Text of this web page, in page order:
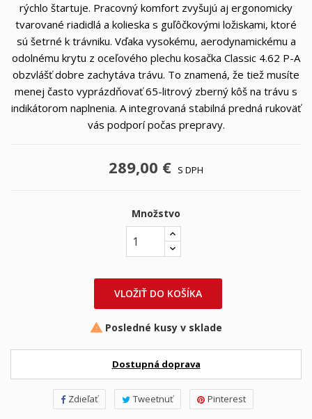
rýchlo štartuje. Pracovný komfort zvyšujú aj ergonomicky
tvarované riadidlá a kolieska s guľôčkovými ložiskami, ktoré
sú šetrné k trávniku. Vďaka vysokému, aerodynamickému a
odolnému krytu z oceľového plechu kosačka Classic 4.62 P-A
obzvlášť dobre zachytáva trávu. To znamená, že tiež musíte
menej často vyprázdňovať 65-litrový zberný kôš na trávu s
indikátorom naplnenia. A integrovaná stabilná predná rukoväť
vás podporí počas prepravy.
289,00 € S DPH
Množstvo
VLOŽIŤ DO KOŠÍKA
 Posledné kusy v sklade
Dostupná doprava
Zdieľať Tweetnuť Pinterest